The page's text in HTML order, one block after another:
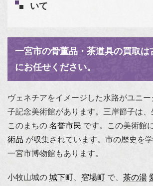
いて
一宮市の骨董品・茶道具の買取は
にお任せください。
ヴェネチアをイメージした水路がユニ
子記念美術館があります。三岸節子は
このまちの 名誉市民 です。この美術館
術品 が収集されています。市の歴史を
一宮市博物館もあります。
小牧山城の 城下町 宿場町 で、 茶の湯